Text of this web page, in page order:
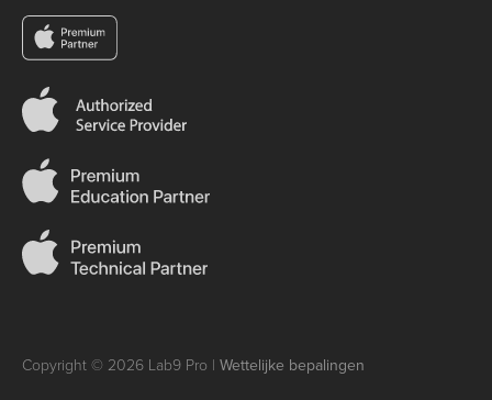
Copyright © 2026 Lab9 Pro | Wettelijke bepalingen